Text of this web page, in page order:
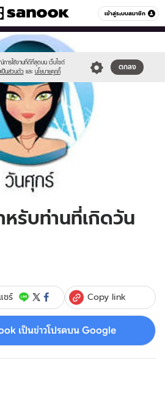
เข้าสู่ระบบสมาชิก
หมวดอื่นๆ
การใช้งานที่ดีที่สุดบน เว็บไซต์
ป็นส่วนตัว และ นโยบายคุกกี้
ตกลง
logo-170-
รับท่านที่เกิดวัน
แชร์ Copy link
เป็นข่าวโปรดบน Google